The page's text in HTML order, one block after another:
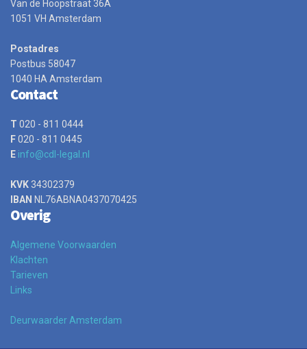
Van de Hoopstraat 36A
1051 VH Amsterdam
Postadres
Postbus 58047
1040 HA Amsterdam
Contact
T 020 - 811 0444
F020 - 811 0445
E info@cdl-legal.nl
KVK34302379
IBAN NL76ABNA0437070425
Overig
Algemene Voorwaarden
Klachten
Tarieven
Links
Deurwaarder Amsterdam